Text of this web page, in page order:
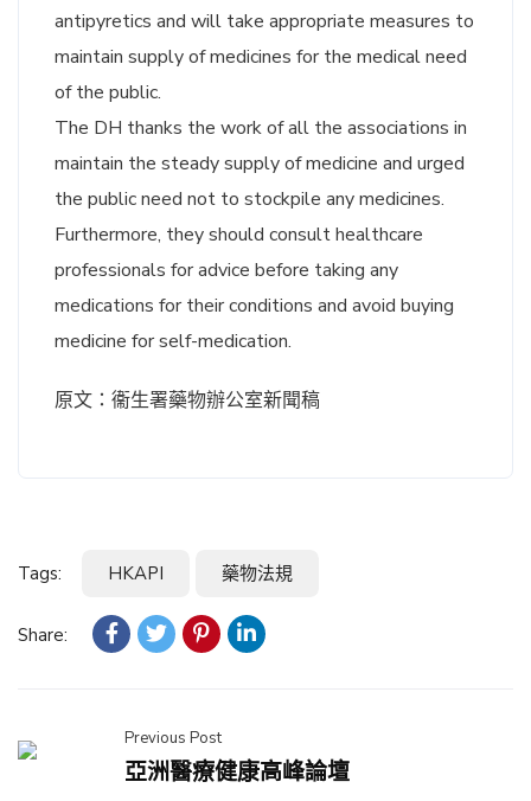
antipyretics and will take appropriate measures to
maintain supply of medicines for the medical need
of the public.
The DH thanks the work of all the associations in
maintain the steady supply of medicine and urged
the public need not to stockpile any medicines.
Furthermore, they should consult healthcare
professionals for advice before taking any
medications for their conditions and avoid buying
medicine for self-medication.
原文：衞生署藥物辦公室新聞稿
Tags: HKAPI 藥物法規
Share:
Previous Post
亞洲醫療健康高峰論壇